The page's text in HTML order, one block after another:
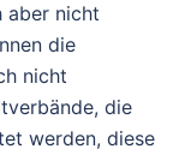
aber nicht
die
nicht
die
werden, diese